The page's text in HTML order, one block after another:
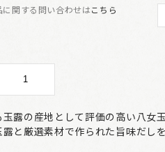
に関する問い合わせはこちら
露の産地として評価の高い八女玉
と厳選素材で作られた旨味だし